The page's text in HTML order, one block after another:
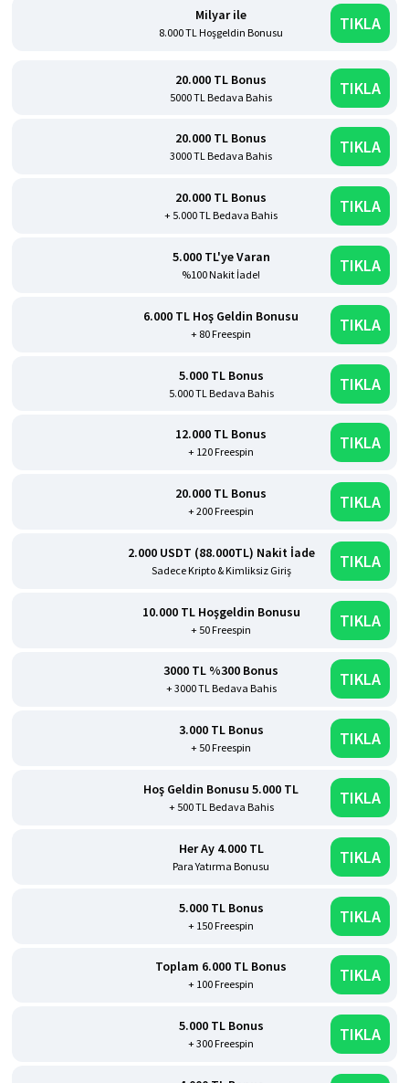
Milyar ile
8.000 TL Hoşgeldin Bonusu TIKLA
20.000 TL Bonus
5000 TL Bedava Bahis TIKLA
20.000 TL Bonus
3000 TL Bedava Bahis TIKLA
20.000 TL Bonus
+ 5.000 TL Bedava Bahis TIKLA
5.000 TL'ye Varan
%100 Nakit İade! TIKLA
6.000 TL Hoş Geldin Bonusu
+ 80 Freespin TIKLA
5.000 TL Bonus
5.000 TL Bedava Bahis TIKLA
12.000 TL Bonus
+ 120 Freespin TIKLA
20.000 TL Bonus
+ 200 Freespin TIKLA
2.000 USDT (88.000TL) Nakit İade
Sadece Kripto & Kimliksiz Giriş TIKLA
10.000 TL Hoşgeldin Bonusu
+ 50 Freespin TIKLA
3000 TL %300 Bonus
+ 3000 TL Bedava Bahis TIKLA
3.000 TL Bonus
+ 50 Freespin TIKLA
Hoş Geldin Bonusu 5.000 TL
+ 500 TL Bedava Bahis TIKLA
Her Ay 4.000 TL
Para Yatırma Bonusu TIKLA
5.000 TL Bonus
+ 150 Freespin TIKLA
Toplam 6.000 TL Bonus
+ 100 Freespin TIKLA
5.000 TL Bonus
+ 300 Freespin TIKLA